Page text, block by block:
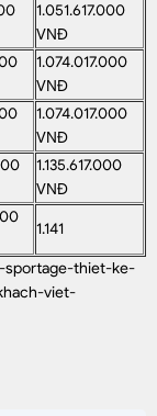
1.051.617.000
VNĐ
1.074.017.000
VNĐ
1.074.017.000
VNĐ
1.135.617.000
VNĐ
1.141
sportage-thiet-ke-
viet-